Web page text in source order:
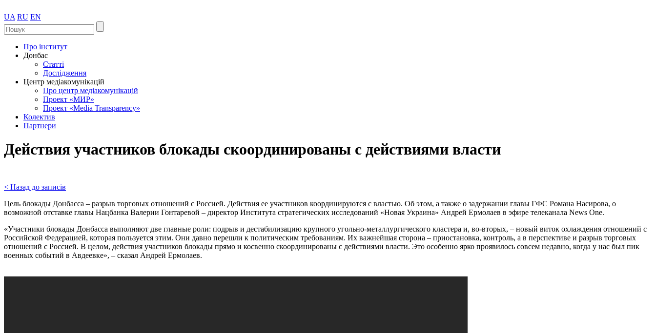
UA RU EN
Про інститут
Донбас
Статті
Дослідження
Центр медіакомунікацій
Про центр медіакомунікацій
Проект «МИР»
Проект «Media Transparency»
Колектив
Партнери
Действия участников блокады скоординированы с действиями власти
< Назад до записів
Цель блокады Донбасса – разрыв торговых отношений с Россией. Действия ее участников координируются с властью. Об этом, а также о задержании главы ГФС Романа Насирова, о
возможной отставке главы Нацбанка Валерии Гонтаревой – директор Института стратегических исследований «Новая Украина» Андрей Ермолаев в эфире телеканала News One.
«Участники блокады Донбасса выполняют две главные роли: подрыв и дестабилизацию крупного угольно-металлургического кластера и, во-вторых, – новый виток охлаждения отношений с
Российской Федерацией, которая пользуется этим. Они давно перешли к политическим требованиям. Их важнейшая сторона – приостановка, контроль, а в перспективе и разрыв торговых
отношений с Россией. В целом, действия участников блокады прямо и косвенно скоординированы с действиями власти. Это особенно ярко проявилось совсем недавно, когда у нас был пик
военных событий в Авдеевке», – сказал Андрей Ермолаев.